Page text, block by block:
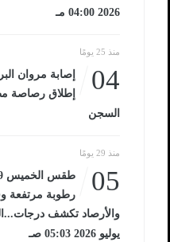
2026 04:00 مـ
منذ 25 يومًا
04
إصابة مروان
إطلاق رصاصة
السجن
منذ 29 يومًا
05
رطوبة مرتفعة
يوليو 2026 05:03 صـ